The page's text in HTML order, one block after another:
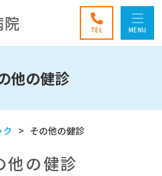
TEL MENU
他の健診
その他の健診
他の健診